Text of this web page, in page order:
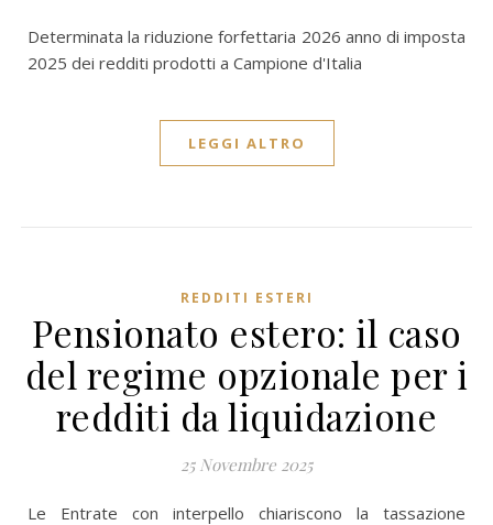
Determinata la riduzione forfettaria 2026 anno di imposta
2025 dei redditi prodotti a Campione d'Italia
LEGGI ALTRO
REDDITI ESTERI
Pensionato estero: il caso
del regime opzionale per i
redditi da liquidazione
25 Novembre 2025
Le Entrate con interpello chiariscono la tassazione